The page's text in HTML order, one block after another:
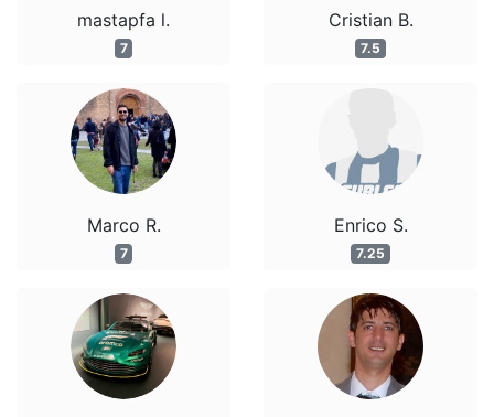
mastapfa l.
7
Marco R.
7
Cristian B.
7.5
Enrico S.
7.25